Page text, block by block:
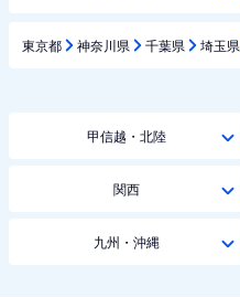
東京都 神奈川県 千葉県 埼玉県
甲信越・北陸
関西
九州・沖縄